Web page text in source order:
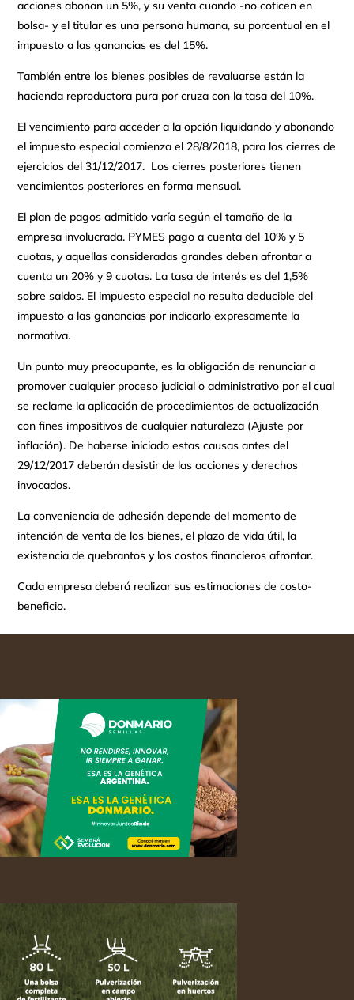
acciones abonan un 5%, y su venta cuando -no coticen en
bolsa- y el titular es una persona humana, su porcentual en el
impuesto a las ganancias es del 15%.
También entre los bienes posibles de revaluarse están la
hacienda reproductora pura por cruza con la tasa del 10%.
El vencimiento para acceder a la opción liquidando y abonando
el impuesto especial comienza el 28/8/2018, para los cierres de
ejercicios del 31/12/2017. Los cierres posteriores tienen
vencimientos posteriores en forma mensual.
El plan de pagos admitido varía según el tamaño de la
empresa involucrada. PYMES pago a cuenta del 10% y 5
cuotas, y aquellas consideradas grandes deben afrontar a
cuenta un 20% y 9 cuotas. La tasa de interés es del 1,5%
sobre saldos. El impuesto especial no resulta deducible del
impuesto a las ganancias por indicarlo expresamente la
normativa.
Un punto muy preocupante, es la obligación de renunciar a
promover cualquier proceso judicial o administrativo por el cual
se reclame la aplicación de procedimientos de actualización
con fines impositivos de cualquier naturaleza (Ajuste por
inflación). De haberse iniciado estas causas antes del
29/12/2017 deberán desistir de las acciones y derechos
invocados.
La conveniencia de adhesión depende del momento de
intención de venta de los bienes, el plazo de vida útil, la
existencia de quebrantos y los costos financieros afrontar.
Cada empresa deberá realizar sus estimaciones de costo-
beneficio.